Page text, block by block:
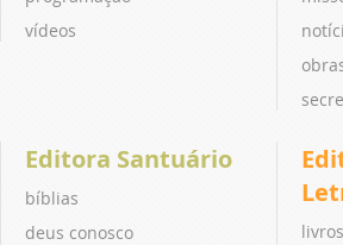
vídeos
Editora Santuário
bíblias
deus conosco
livros